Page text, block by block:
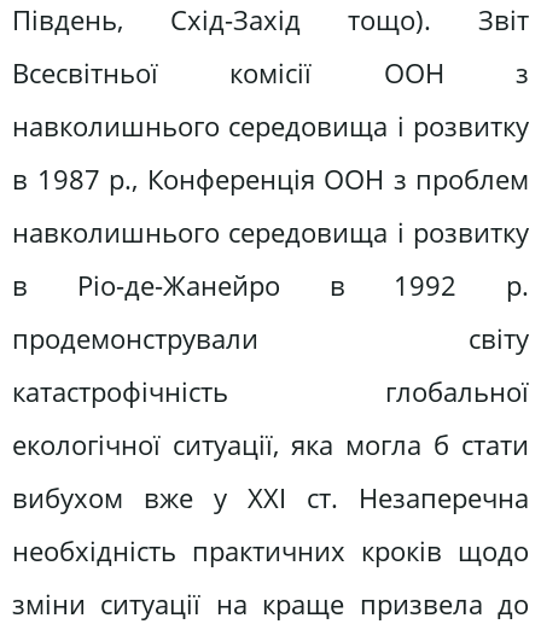
Південь, Схід-Захід тощо). Звіт
Всесвітньої комісії ООН з
навколишнього середовища і розвитку
в 1987 р., Конференція ООН з проблем
навколишнього середовища і розвитку
в Ріо-де-Жанейро в 1992 р.
продемонстрували світу
катастрофічність глобальної
екологічної ситуації, яка могла б стати
вибухом вже у ХХІ ст. Незаперечна
необхідність практичних кроків щодо
зміни ситуації на краще призвела до